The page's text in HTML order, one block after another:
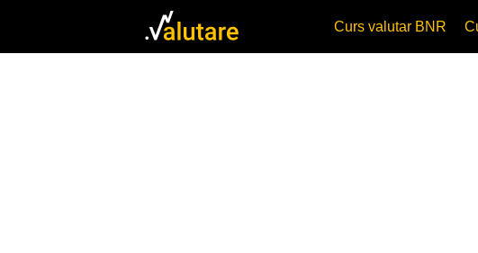
Curs valutar BNR